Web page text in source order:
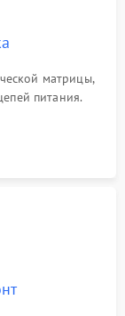
матрицы,
питания.
памяти и
компонентов